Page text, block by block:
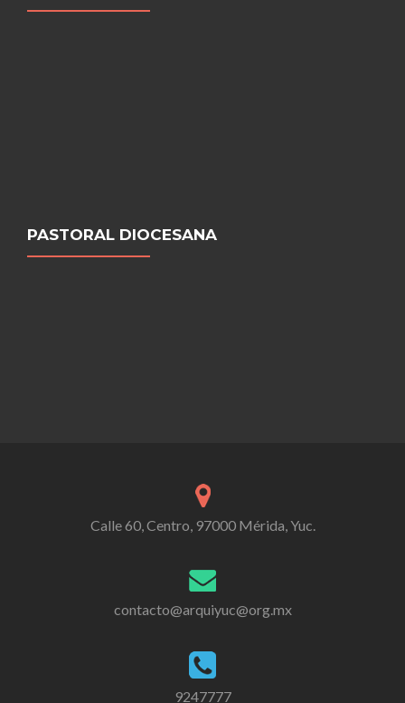
PASTORAL DIOCESANA
Calle 60, Centro, 97000 Mérida, Yuc.
contacto@arquiyuc@org.mx
9247777